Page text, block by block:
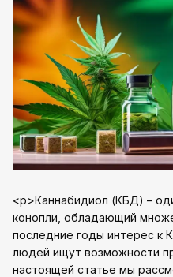
<p>Каннабидиол (КБД) –
конопли, обладающий
последние годы интерес к
людей ищут возможности
настоящей статье мы